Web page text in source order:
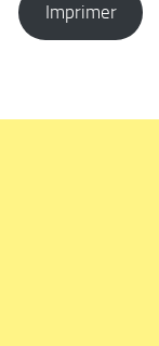
Imprimer